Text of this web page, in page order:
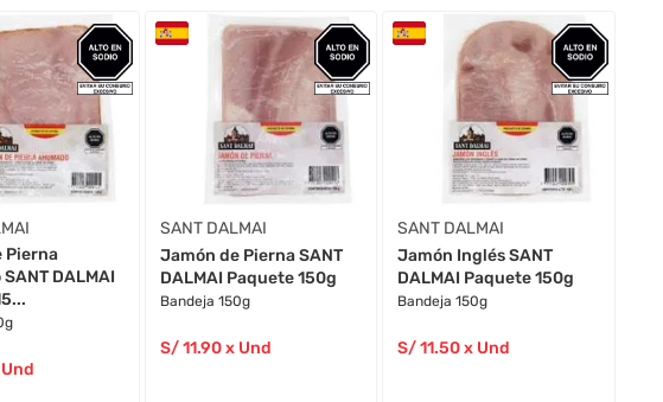
Pierna
DALMAI
SANT DALMAI
Jamón de Pierna SANT
DALMAI Paquete 150g
Bandeja 150g
S/11.90x Und
SANT DALMAI
Jamón Inglés SANT
DALMAI Paquete 150g
Bandeja 150g
S/11.50x Und